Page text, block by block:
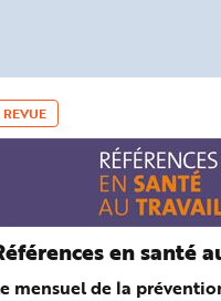
REVUE
en santé
mensuel de la